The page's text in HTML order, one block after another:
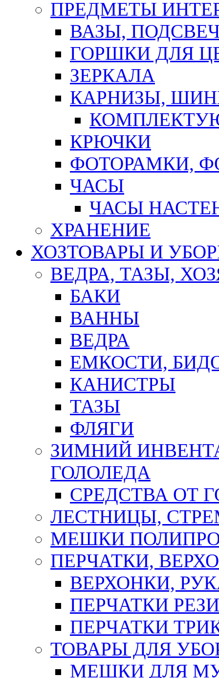
ПРЕДМЕТЫ
ВАЗЫ,
ГОРШКИ ДЛЯ
ЗЕРКАЛА
КАРНИЗЫ,
КРЮЧКИ
ФОТОРАМКИ,
ЧАСЫ
ЧАСЫ
ХРАНЕНИЕ
ХОЗТОВАРЫ И
ВЕДРА, ТАЗЫ,
БАКИ
ВАННЫ
ВЕДРА
ЕМКОСТИ,
КАНИСТРЫ
ТАЗЫ
ФЛЯГИ
ЗИМНИЙ
ГОЛОЛЕДА
СРЕДСТВА ОТ
ЛЕСТНИЦЫ,
МЕШКИ
ПЕРЧАТКИ,
ВЕРХОНКИ,
ПЕРЧАТКИ
ПЕРЧАТКИ
ТОВАРЫ ДЛЯ
МЕШКИ ДЛЯ